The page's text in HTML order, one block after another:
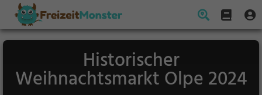
Historischer
Weihnachtsmarkt Olpe 2024